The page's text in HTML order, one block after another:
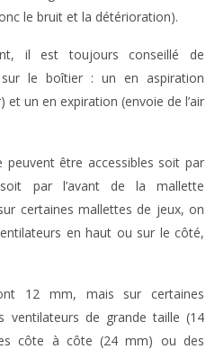
le bruit et la détérioration).
il est toujours conseillé de
sur le boîtier : un en aspiration
et un en expiration (envoie de l’air
être accessibles soit par
par l’avant de la mallette
certaines mallettes de jeux, on
en haut ou sur le côté,
12 mm, mais sur certaines
ventilateurs de grande taille (14
côte à côte (24 mm) ou des